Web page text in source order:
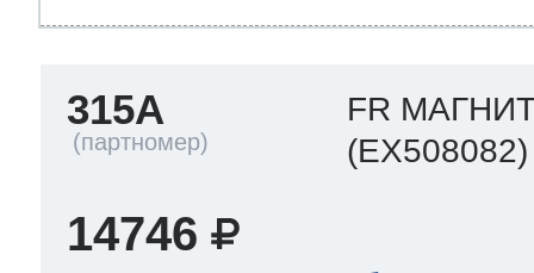
315A
FR
(EX508082)
14746